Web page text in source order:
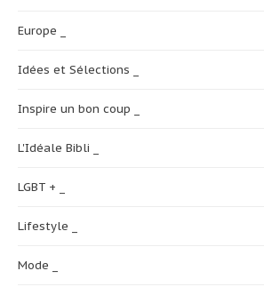
Europe _
Idées et Sélections _
Inspire un bon coup _
L'Idéale Bibli _
LGBT + _
Lifestyle _
Mode _